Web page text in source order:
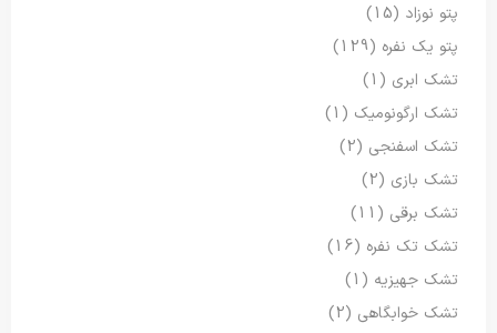
پتو نوزاد (15)
پتو یک نفره (129)
تشک ابری (1)
تشک ارگونومیک (1)
تشک اسفنجی (2)
تشک بازی (2)
تشک برقی (11)
تشک تک نفره (16)
تشک جهیزیه (1)
تشک خوابگاهی (2)